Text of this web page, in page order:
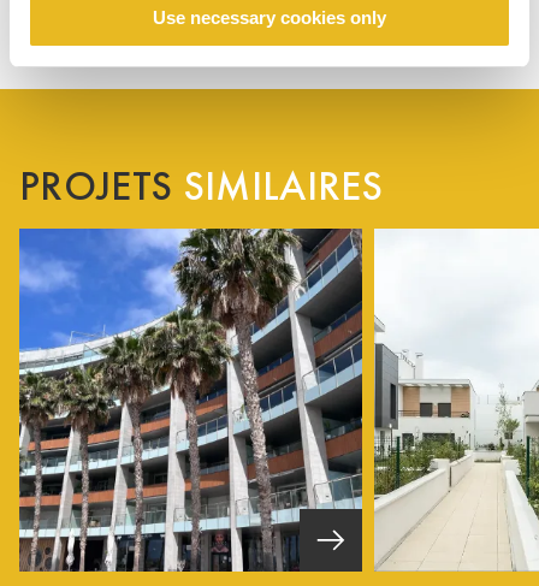
Use necessary cookies only
PROJETS SIMILAIRES